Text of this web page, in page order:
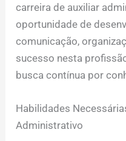
carreira de auxiliar
oportunidade de
comunicação,
sucesso nesta
busca contínua por
Habilidades
Administrativo